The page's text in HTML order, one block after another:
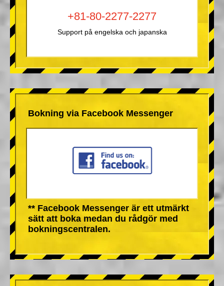
+81-80-2277-2277
Support på engelska och japanska
Bokning via Facebook Messenger
** Facebook Messenger är ett utmärkt
sätt att boka medan du rådgör med
bokningscentralen.